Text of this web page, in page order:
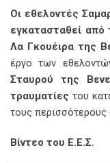
Οι εθελοντές
εγκατασταθεί
Λα Γκουέιρα της
έργο των
Σταυρού της
τραυματίες του
τους περισσότερους
Βίντεο του Ε.Ε.Σ.